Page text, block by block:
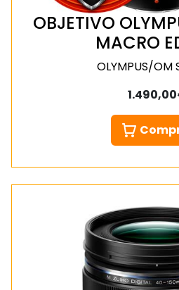
OBJETIVO
MACRO
OLYMPUS/OM